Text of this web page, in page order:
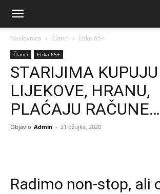
Naslovnica Članci Etika 65+
Članci Etika 65+
STARIJIMA KUPUJU
LIJEKOVE, HRANU,
PLAĆAJU RAČUNE…
Objavio Admin - 21 ožujka, 2020
Radimo non-stop, ali